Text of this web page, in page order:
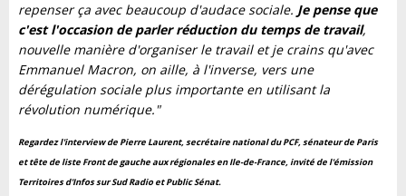
repenser ça avec beaucoup d'audace sociale. Je pense que
c'est l'occasion de parler réduction du temps de travail,
nouvelle manière d'organiser le travail et je crains qu'avec
Emmanuel Macron, on aille, à l'inverse, vers une
dérégulation sociale plus importante en utilisant la
révolution numérique."
Regardez l'interview de Pierre Laurent, secrétaire national du PCF, sénateur de Paris
et tête de liste Front de gauche aux régionales en Ile-de-France, invité de l'émission
Territoires d'Infos sur Sud Radio et Public Sénat.